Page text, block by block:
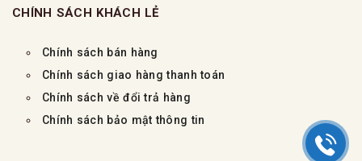
CHÍNH SÁCH KHÁCH LẺ
Chính sách bán hàng
Chính sách giao hàng thanh toán
Chính sách về đổi trả hàng
Chính sách bảo mật thông tin